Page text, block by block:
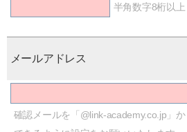
半角数字8桁以上
メールアドレス
確認メールを「@link-academy.co.jp」